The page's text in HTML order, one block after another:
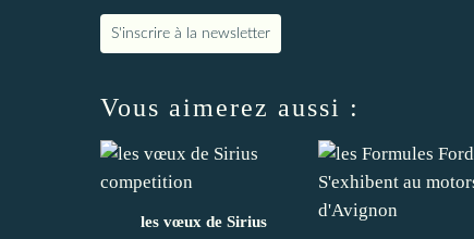
S'inscrire à la newsletter
Vous aimerez aussi :
les vœux de Sirius